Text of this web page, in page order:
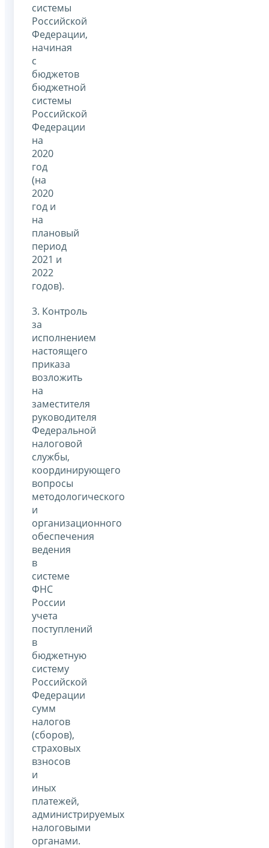
системы
Российской
Федерации,
начиная
с
бюджетов
бюджетной
системы
Российской
Федерации
на
2020
год
(на
2020
год и
на
плановый
период
2021 и
2022
годов).
3. Контроль
за
исполнением
настоящего
приказа
возложить
на
заместителя
руководителя
Федеральной
налоговой
службы,
координирующего
вопросы
методологического
и
организационного
обеспечения
ведения
в
системе
ФНС
России
учета
поступлений
в
бюджетную
систему
Российской
Федерации
сумм
налогов
(сборов),
страховых
взносов
и
иных
платежей,
администрируемых
налоговыми
органами.